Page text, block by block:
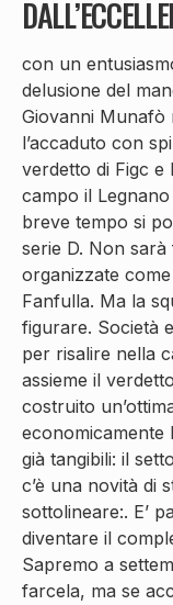
con un
delusione del
Giovanni
l’accaduto con
verdetto di Figc e
campo il
breve tempo si
serie D. Non
organizzate
Fanfulla. Ma la
figurare. Società
per risalire nella
assieme il
costruito
economicamente
già tangibili: il
c’è una novità di
sottolineare:. E’
diventare il
Sapremo a
farcela, ma se